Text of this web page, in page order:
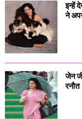
इन्हें
ने
जेन
रनौत